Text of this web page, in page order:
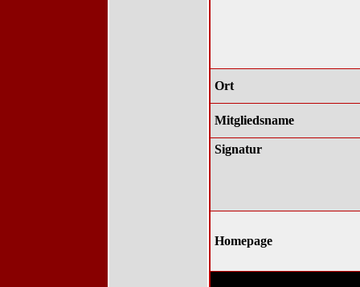
Ort
Mitgliedsname
Signatur
Homepage